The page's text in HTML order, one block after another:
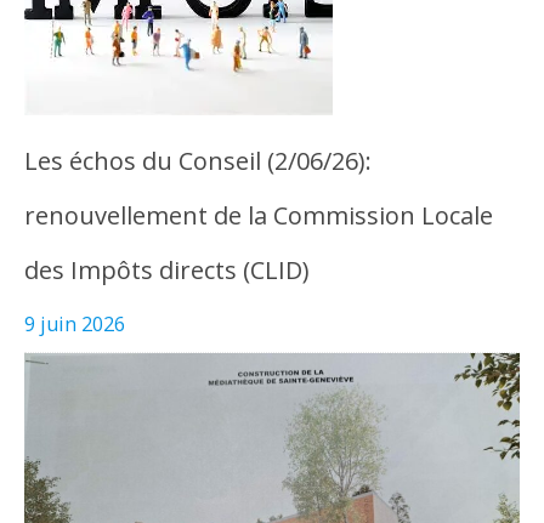
Les échos du Conseil (2/06/26):
renouvellement de la Commission Locale
des Impôts directs (CLID)
9 juin 2026